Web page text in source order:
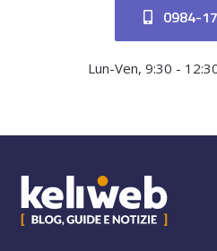
0984-
Lun-Ven, 9:30 -